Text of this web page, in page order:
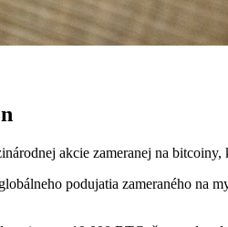
akcie zameranej na bitcoiny,
podujatia zameraného na